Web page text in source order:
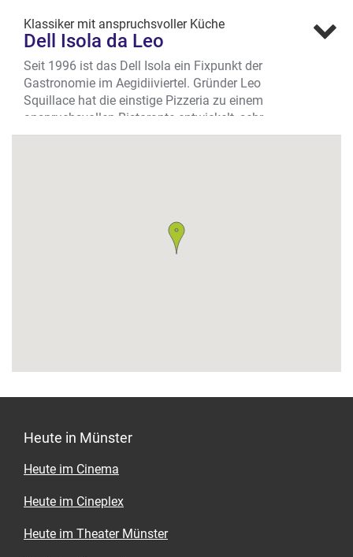
Klassiker mit anspruchsvoller Küche
Dell Isola da Leo
Seit 1996 ist das Dell Isola ein Fixpunkt der
Gastronomie im Aegidiiviertel. Gründer Leo
Squillace hat die einstige Pizzeria zu einem
anspruchsvollen Ristorante entwickelt, sehr
zur Freude vieler Stammgäste. Hier kocht der
FRISCHE HAUSGEMACHTE PASTA
Im Mittelpunkt der Karte stehen Leos frisch
gekocht hat.
Schöne Terrasse mit Kräutergarten
Sommergarten sitzt man nicht nur
ausgezeichnet: Hier gedeihen auch viele
verschiedene Kräuter und Gemüse, die dann
frisch im Restaurant verarbeitet werden – zum
Beispiel zu Salbeiöl.
Wo? Aegidiistr. 58-59, City, ristorante-
Heute in Münster
Heute im Cinema
Heute im Cineplex
Heute im Theater Münster